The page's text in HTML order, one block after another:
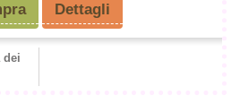
Dettagli
dei